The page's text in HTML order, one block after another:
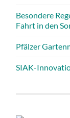
Besondere
Fahrt in den
Pfälzer
SIAK-